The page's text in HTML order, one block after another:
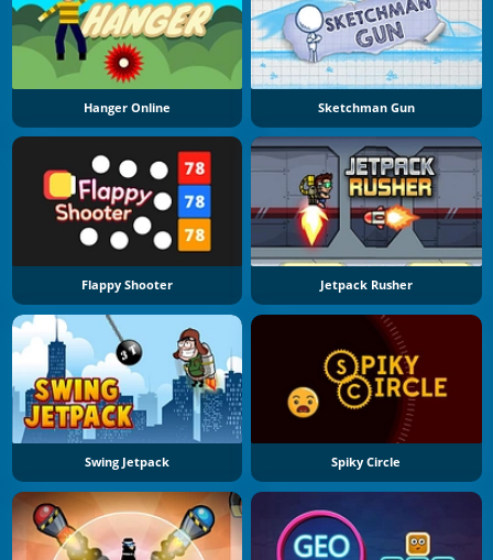
Hanger Online Sketchman Gun
Flappy Shooter Jetpack Rusher
Swing Jetpack Spiky Circle